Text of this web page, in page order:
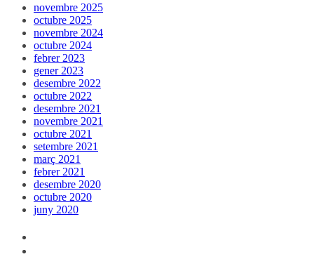
novembre 2025
octubre 2025
novembre 2024
octubre 2024
febrer 2023
gener 2023
desembre 2022
octubre 2022
desembre 2021
novembre 2021
octubre 2021
setembre 2021
març 2021
febrer 2021
desembre 2020
octubre 2020
juny 2020